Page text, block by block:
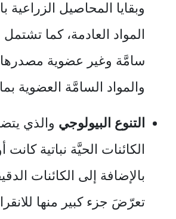
وبقايا المحاصيل الزراعية
المواد العادمة، كما
سامَّة وغير عضوية مصدرها
والمواد السامَّة العضوية
التنوع البيولوجي والذي
الكائنات الحيَّة نباتية كانت
بالإضافة إلى الكائنات
تعرّضَ جزء كبير منها